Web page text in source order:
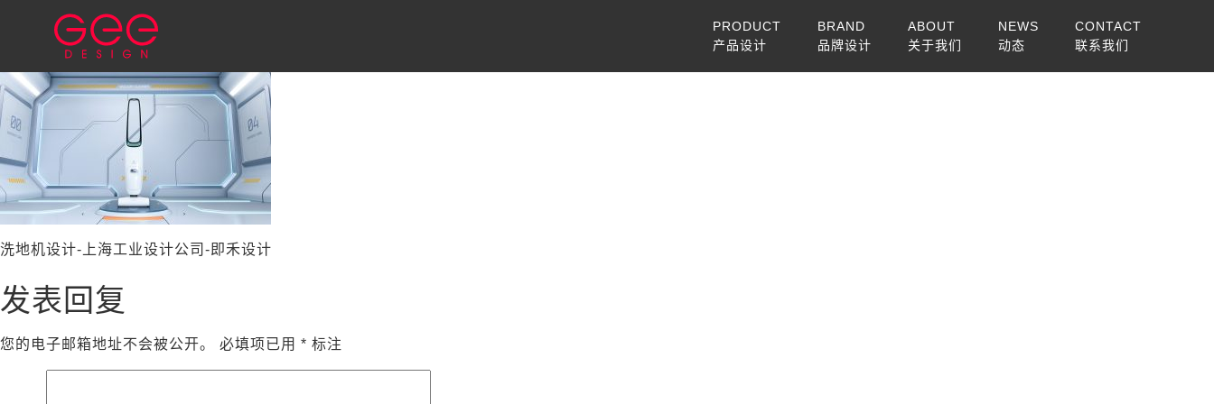
PRODUCT
产品设计
BRAND
品牌设计
ABOUT
关于我们
NEWS
动态
CONTACT
联系我们
洗地机设计-上海工业设计公司-即禾设计
发表回复
您的电子邮箱地址不会被公开。 必填项已用 * 标注